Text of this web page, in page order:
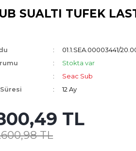
SUALTI TUFEK
01.1.SEA.00003441/
Stokta var
Seac Sub
12 Ay
TL
TL